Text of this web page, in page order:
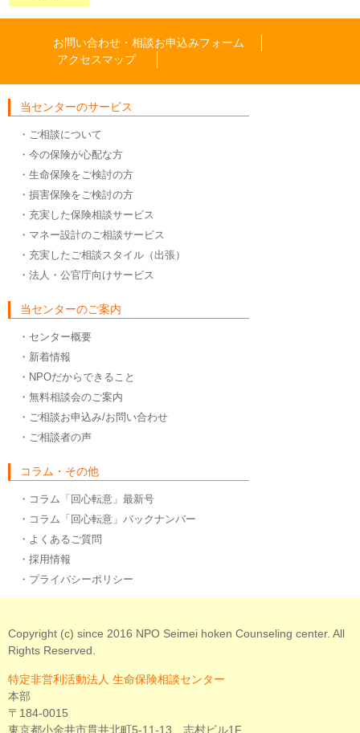
お問い合わせ・相談お申込みフォーム
アクセスマップ
当センターのサービス
・ご相談について
・今の保険が心配な方
・生命保険をご検討の方
・損害保険をご検討の方
・充実した保険相談サービス
・マネー設計のご相談サービス
・充実したご相談スタイル（出張）
・法人・公官庁向けサービス
当センターのご案内
・センター概要
・新着情報
・NPOだからできること
・無料相談会のご案内
・ご相談お申込み/お問い合わせ
・ご相談者の声
コラム・その他
・コラム「回心転意」最新号
・コラム「回心転意」バックナンバー
・よくあるご質問
・採用情報
・プライバシーポリシー
Copyright (c) since 2016 NPO Seimei hoken Counseling center. All
Rights Reserved.
特定非営利活動法人 生命保険相談センター
本部
〒184-0015
東京都小金井市貫井北町5-11-13 志村ビル1F